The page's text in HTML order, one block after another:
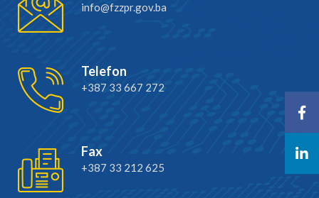
info@fzzpr.gov.ba
Telefon
+387 33 667 272
Fax
+387 33 212 625